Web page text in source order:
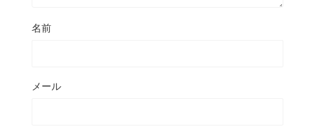
名前
メール